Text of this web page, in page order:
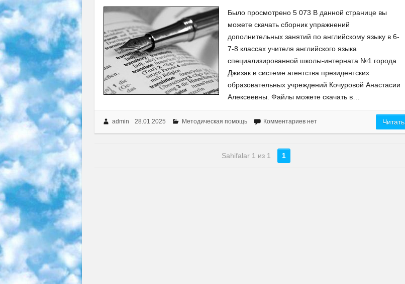
Было просмотрено 5 073 В данной странице вы
можете скачать сборник упражнений
дополнительных занятий по английскому языку в 6-
7-8 классах учителя английского языка
специализированной школы-интерната №1 города
Джизак в системе агентства президентских
образовательных учреждений Кочуровой Анастасии
Алексеевны. Файлы можете скачать в…
admin 28.01.2025 Методическая помощь Комментариев нет Читать
Sahifalar 1 из 1 1